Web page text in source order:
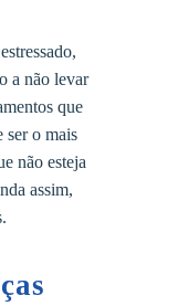
a não levar
que
ser o mais
não esteja
assim,